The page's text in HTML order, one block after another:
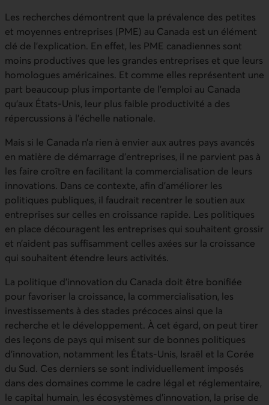
Les recherches démontrent que la prévalence des petites
et moyennes entreprises (PME) au Canada est un élément
clé de l’explication. En effet, les PME canadiennes sont
moins productives que les grandes entreprises et que leurs
homologues américaines. Et comme elles représentent une
part beaucoup plus importante de l’emploi au Canada
qu’aux États‑Unis, leur plus faible productivité a des
répercussions à l’échelle nationale.
Mais si le Canada n’a rien à envier aux autres pays avancés
en matière de démarrage d’entreprises, il ne parvient pas à
les faire croître en facilitant la commercialisation de leurs
innovations. Dans ce contexte, afin d’améliorer les
politiques publiques, il faudrait recentrer le soutien aux
entreprises sur celles en croissance rapide. Les politiques
en place découragent les entreprises qui souhaitent grossir
et n’aident pas suffisamment celles axées sur la croissance
qui souhaitent étendre leurs activités.
La politique d’innovation du Canada doit être bonifiée
pour favoriser la croissance, la commercialisation, les
investissements à des stades précoces ainsi que la
recherche et le développement. À cet égard, on peut tirer
des leçons de pays qui misent sur de bonnes politiques
d’innovation, notamment les États‑Unis, Israël et la Corée
du Sud. Ces derniers se sont individuellement imposés
dans des domaines comme le cadre légal et réglementaire,
le capital humain, les écosystèmes d’innovation, la prise de